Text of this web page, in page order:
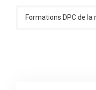
Formations DPC de